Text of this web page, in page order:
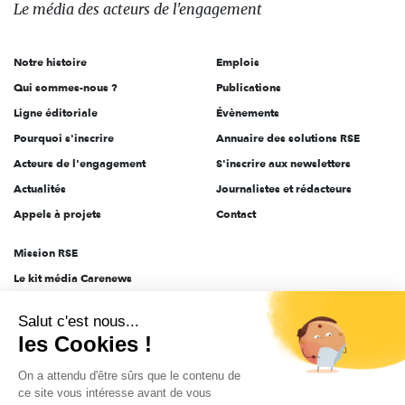
l'engagement
Le média des acteurs de l'engagement
Notre histoire
Qui sommes-nous ?
Ligne éditoriale
Pourquoi s'inscrire
Acteurs de l'engagement
Actualités
Appels à projets
Emplois
Publications
Évènements
Annuaire des solutions RSE
S'inscrire aux newsletters
Journalistes et rédacteurs
Contact
Mission RSE
Le kit média Carenews
AEF info
Novethic
PRODURABLE
Salut c'est nous...
les Cookies !
On a attendu d'être sûrs que le contenu de
ce site vous intéresse avant de vous